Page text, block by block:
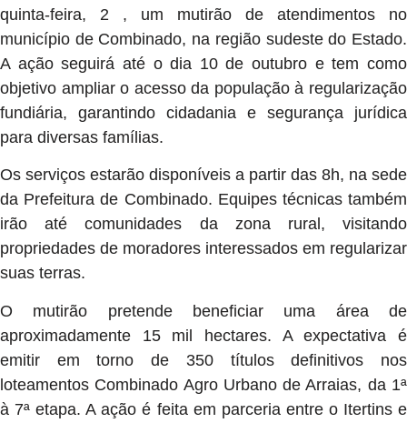
quinta-feira, 2 , um mutirão de atendimentos no
município de Combinado, na região sudeste do Estado.
A ação seguirá até o dia 10 de outubro e tem como
objetivo ampliar o acesso da população à regularização
fundiária, garantindo cidadania e segurança jurídica
para diversas famílias.
Os serviços estarão disponíveis a partir das 8h, na sede
da Prefeitura de Combinado. Equipes técnicas também
irão até comunidades da zona rural, visitando
propriedades de moradores interessados em regularizar
suas terras.
O mutirão pretende beneficiar uma área de
aproximadamente 15 mil hectares. A expectativa é
emitir em torno de 350 títulos definitivos nos
loteamentos Combinado Agro Urbano de Arraias, da 1ª
à 7ª etapa. A ação é feita em parceria entre o Itertins e